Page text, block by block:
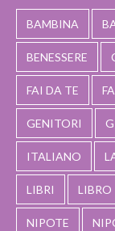
BAMBINA
BENESSERE
FAI DA TE
GENITORI
ITALIANO
LIBRI LIBRO
NIPOTE